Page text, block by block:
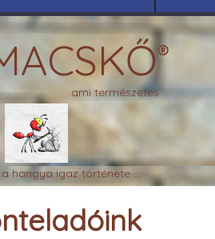
®
ami természetes ...
a hangya igaz története ...